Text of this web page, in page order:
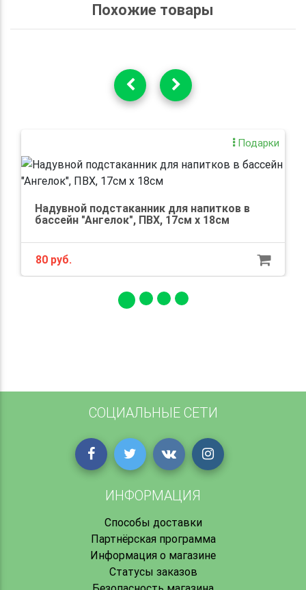
Похожие товары
Подарки
Надувной подстаканник для напитков в
бассейн "Ангелок", ПВХ, 17см х 18см
80 руб.
СОЦИАЛЬНЫЕ СЕТИ
ИНФОРМАЦИЯ
Способы доставки
Партнёрская программа
Информация о магазине
Статусы заказов